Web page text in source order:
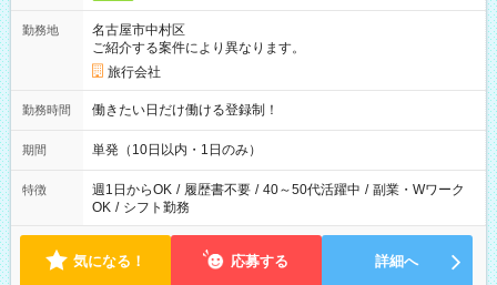
勤務地
名古屋市中村区
ご紹介する案件により異なります。
旅行会社
勤務時間 働きたい日だけ働ける登録制！
期間 単発（10日以内・1日のみ）
特徴 週1日からOK / 履歴書不要 / 40～50代活躍中 / 副業・Wワーク
OK / シフト勤務
気になる！ 応募する 詳細へ